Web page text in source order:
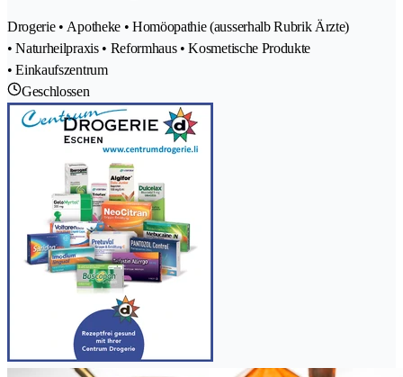
Drogerie • Apotheke • Homöopathie (ausserhalb Rubrik Ärzte)
• Naturheilpraxis • Reformhaus • Kosmetische Produkte
• Einkaufszentrum
Geschlossen